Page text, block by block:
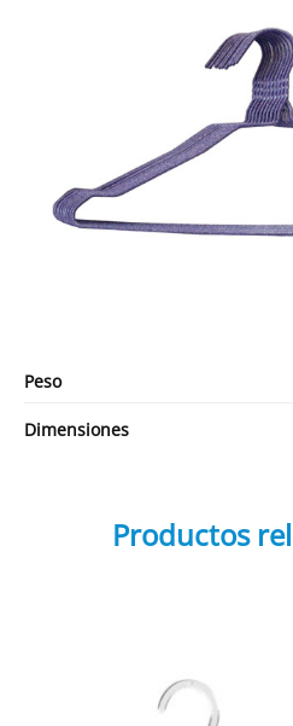
Peso
Dimensiones
Productos